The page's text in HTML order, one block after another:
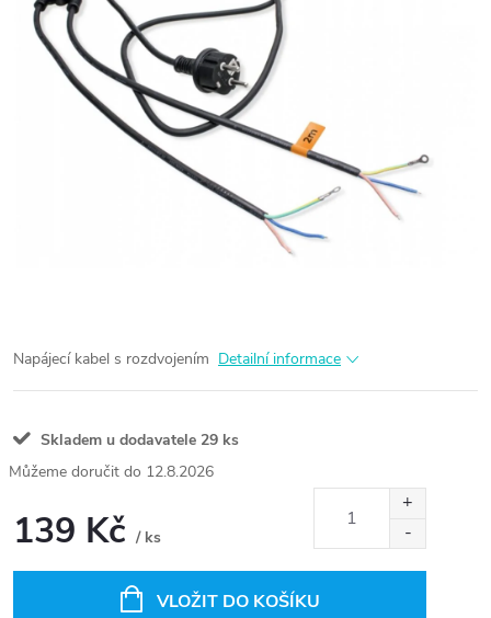
Napájecí kabel s rozdvojením Detailní informace
Skladem u dodavatele 29 ks
12.8.2026
139 Kč / ks
VLOŽIT DO KOŠÍKU